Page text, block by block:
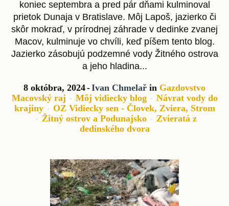
koniec septembra a pred pár dňami kulminoval
prietok Dunaja v Bratislave. Môj Lapoš, jazierko či
skôr mokraď, v prírodnej záhrade v dedinke zvanej
Macov, kulminuje vo chvíli, keď píšem tento blog.
Jazierko zásobujú podzemné vody Žitného ostrova
a jeho hladina...
8 októbra, 2024 Ivan Chmelař in Gazdovstvo
Macovský raj
Môj vidiecky blog
Návrat vody do
krajiny
OZ Vidiecky sen - Človek, Zviera, Strom
Žitný ostrov a Podunajsko
Zvieratá z
dedinského dvora